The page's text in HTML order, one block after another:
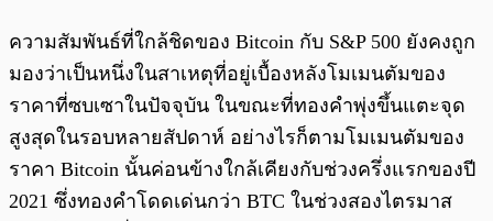
ความสัมพันธ์ที่ใกล้ชิดของ Bitcoin กับ S&P 500 ยังคงถูก
มองว่าเป็นหนึ่งในสาเหตุที่อยู่เบื้องหลังโมเมนตัมของ
ราคาที่ซบเซาในปัจจุบัน ในขณะที่ทองคำพุ่งขึ้นแตะจุด
สูงสุดในรอบหลายสัปดาห์ อย่างไรก็ตามโมเมนตัมของ
ราคา Bitcoin นั้นค่อนข้างใกล้เคียงกับช่วงครึ่งแรกของปี
2021 ซึ่งทองคำโดดเด่นกว่า BTC ในช่วงสองไตรมาส